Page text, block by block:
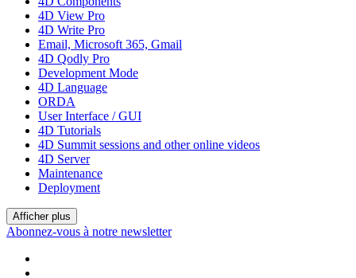
4D View Pro
4D Write Pro
Email, Microsoft 365, Gmail
4D Qodly Pro
Development Mode
4D Language
ORDA
User Interface / GUI
4D Tutorials
4D Summit sessions and other online videos
4D Server
Maintenance
Deployment
Afficher plus
Abonnez-vous à notre newsletter